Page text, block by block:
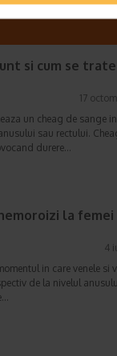
si cum se
17
un cheag de sange
sau rectului.
durere…
la femei
4
in care venele si
de la nivelul